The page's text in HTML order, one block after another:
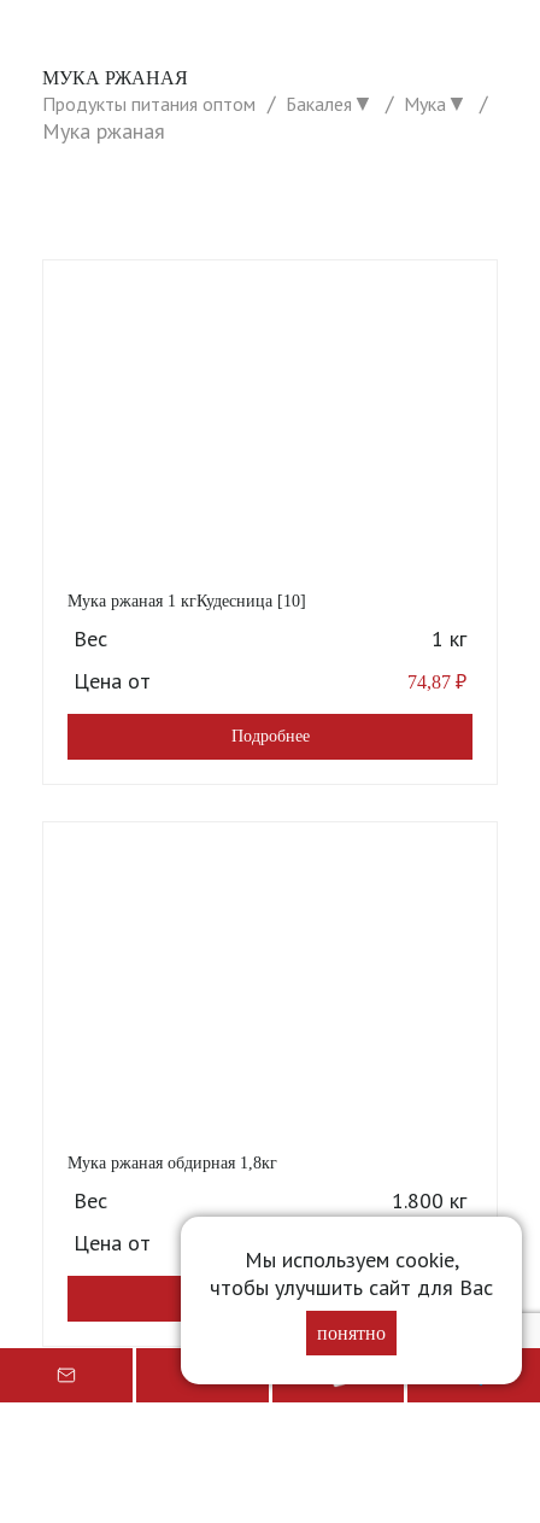
МУКА РЖАНАЯ
Продукты питания оптом Бакалея ▼ Мука ▼
Мука ржаная
Мука ржаная 1 кгКудесница [10]
Вес
1 кг
Цена от
74,87 ₽
Подробнее
Мука ржаная обдирная 1,8кг
Вес
1.800 кг
Цена от
Подробнее
Мы используем cookie,
чтобы улучшить сайт для Вас
понятно